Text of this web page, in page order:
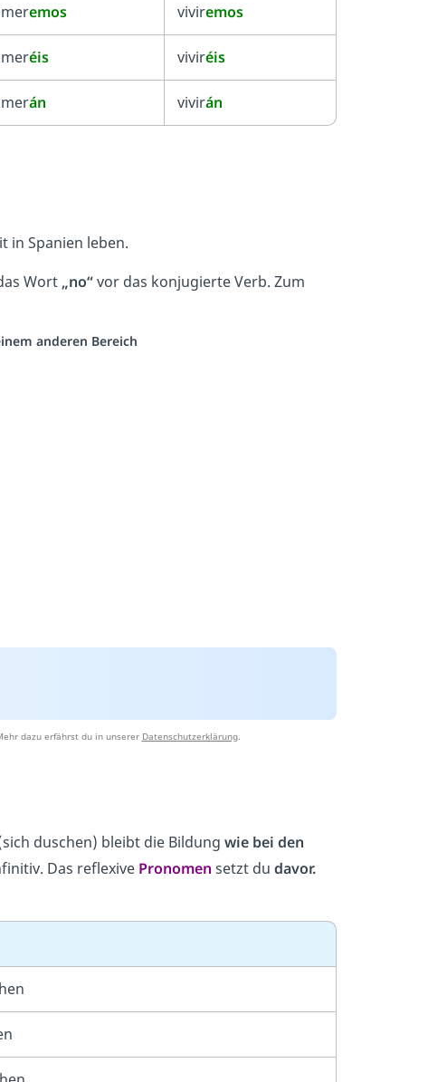
emos viviremos
éis viviréis
án vivirán
in Spanien leben.
Wort „no“vor das konjugierte Verb. Zum
anderen Bereich
dazu erfährst du in unserer Datenschutzerklärung.
duschen) bleibt die Bildung wie bei den
Das reflexive Pronomen setzt du davor.